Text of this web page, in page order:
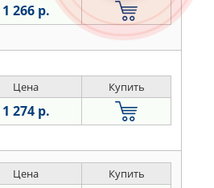
1 266 р.
Цена Купить
1 274 р.
Цена Купить